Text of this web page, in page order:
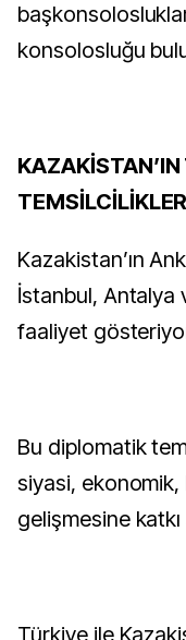
konsolosluğu
KAZAKİSTAN’IN
Kazakistan’ın
İstanbul, Antalya
faaliyet
Bu diplomatik
siyasi,
gelişmesine katkı
Türkiye ile